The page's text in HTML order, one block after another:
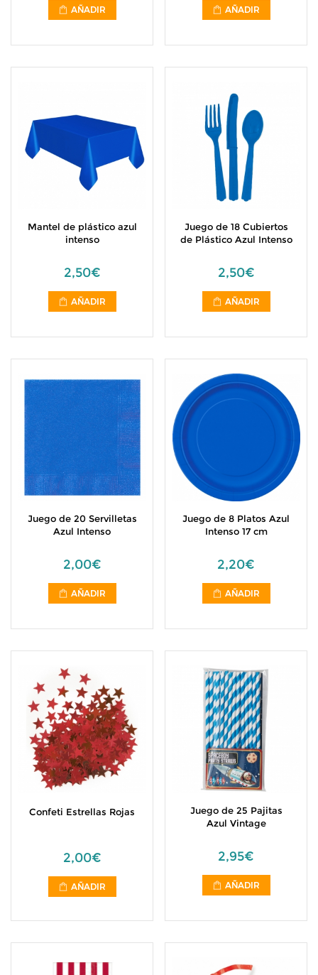
AÑADIR AÑADIR
Mantel de plástico azul
intenso
2,50€
AÑADIR
Juego de 18 Cubiertos
de Plástico Azul Intenso
2,50€
AÑADIR
Juego de 20 Servilletas
Azul Intenso
2,00€
AÑADIR
Juego de 8 Platos Azul
Intenso 17 cm
2,20€
AÑADIR
Confeti Estrellas Rojas
2,00€
AÑADIR
Juego de 25 Pajitas
Azul Vintage
2,95€
AÑADIR